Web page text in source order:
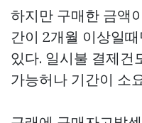
하지만 구매한 금액
간이 2개월 이상일
있다. 일시불 결제건
가능허나 기간이 소